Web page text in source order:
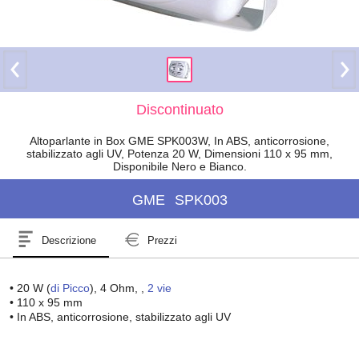
Discontinuato
Altoparlante in Box GME SPK003W, In ABS, anticorrosione,
stabilizzato agli UV, Potenza 20 W, Dimensioni 110 x 95 mm,
Disponibile Nero e Bianco.
GME SPK003
Descrizione Prezzi
• 20 W (di Picco), 4 Ohm, , 2 vie
• 110 x 95 mm
• In ABS, anticorrosione, stabilizzato agli UV